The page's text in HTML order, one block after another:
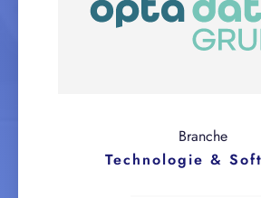
Branche
Technologie &